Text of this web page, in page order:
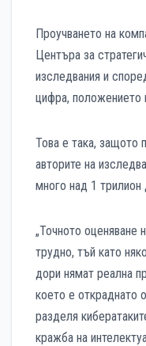
Проучването на
Центъра за
изследвания и
цифра,
Това е така, защото
авторите на
много над 1 трилион
„Точното оценяване
трудно, тъй като
дори нямат реална
което е откраднато
разделя
кражба на